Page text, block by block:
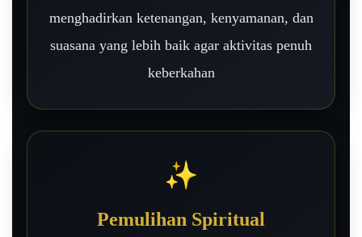
menghadirkan ketenangan, kenyamanan, dan
suasana yang lebih baik agar aktivitas penuh
keberkahan
✨
Pemulihan Spiritual